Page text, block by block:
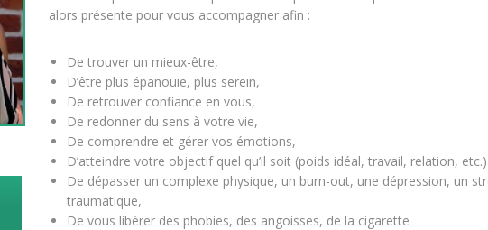
alors présente pour vous accompagner afin :
De trouver un mieux-être,
D’être plus épanouie, plus serein,
De retrouver confiance en vous,
De redonner du sens à votre vie,
De comprendre et gérer vos émotions,
D’atteindre votre objectif quel qu’il soit (poids idéal, travail, relation, etc.)
De dépasser un complexe physique, un burn-out, une dépression, un
traumatique,
De vous libérer des phobies, des angoisses, de la cigarette